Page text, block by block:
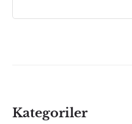
Kategoriler